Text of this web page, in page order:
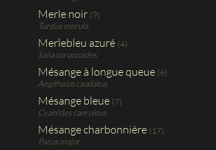
Merle noir (9)
Turdus merula
Merlebleu azuré (4)
Salia curuccoides
Mésange à longue queue (6)
Aegithalos caudatus
Mésange bleue (7)
Cyanistes caeruleus
Mésange charbonnière (17)
Parus major